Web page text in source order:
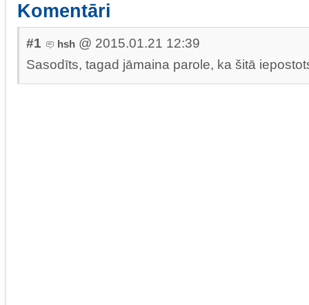
Komentāri
#1 hsh @ 2015.01.21 12:39
Sasodīts, tagad jāmaina parole, ka šitā